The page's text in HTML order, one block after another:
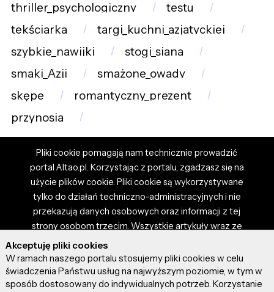
thriller_psychologiczny
testu
tekściarka
targi_kuchni_azjatyckiej
szybkie_nawijki
stogi_siana
smaki_Azji
smażone_owady
skępe
romantyczny_prezent
przynosia
Pliki cookie pomagają nam technicznie prowadzić
portal Altao.pl. Korzystając z portalu, zgadzasz się na
użycie plików cookie. Pliki cookie są wykorzystywane
tylko do działań techniczno-administracyjnych i nie
przekazują danych osobowych oraz informacji z tej
strony osobom trzecim. Wszystkie artykuły wraz ze
zdjęciami i materiałami dostępnymi na portalu są
własnością użytkowników. Administrator i właściciel
portalu nie ponosi odpowiedzialności za tresci
prezentowane przez autorów artykułów. Dodając
Akceptuję pliki cookies
W ramach naszego portalu stosujemy pliki cookies w celu
świadczenia Państwu usług na najwyższym poziomie, w tym w
sposób dostosowany do indywidualnych potrzeb. Korzystanie